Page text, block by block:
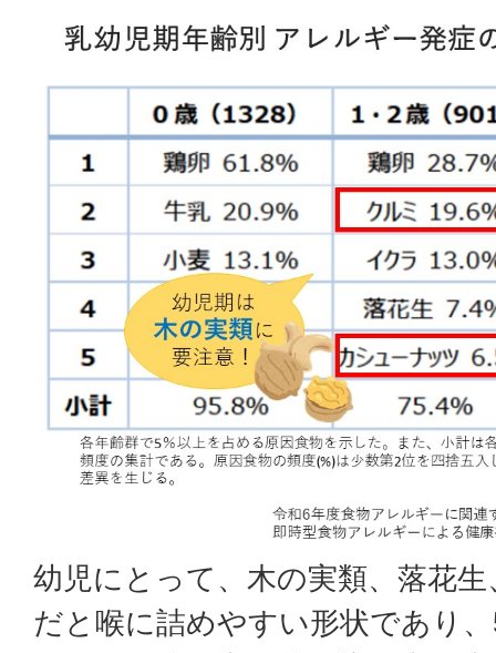
幼児にとって、木の実類、落花
だと喉に詰めやすい形状であり